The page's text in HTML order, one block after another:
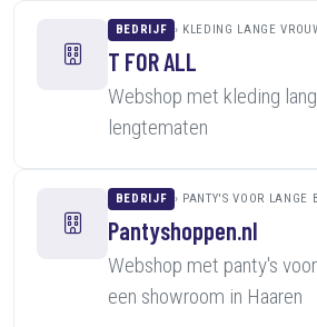
BEDRIJF KLEDING LANGE
T FOR ALL
Webshop met kleding
lengtematen
BEDRIJF PANTY'S VOOR LANGE
Pantyshoppen.nl
Webshop met panty's
een showroom in Haaren